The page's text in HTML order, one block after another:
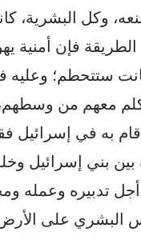
وكل البشرية،
الطريقة فإن
ستتحطم؛ وعليه
معهم من
به في إسرائيل
بين بني إسرائيل
أجل تدبيره وعمله
البشري على الأرض